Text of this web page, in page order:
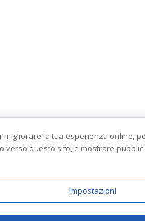
migliorare la tua esperienza online,
verso questo sito, e mostrare
Impostazioni